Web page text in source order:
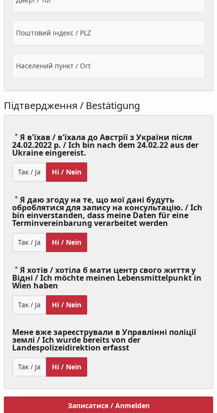
Поштовий індекс / PLZ
Населений пункт / Ort
Підтвердження / Bestätigung
Я в'їхав / в'їхала до Австрії з України після
24.02.2022 р. / Ich bin nach dem 24.02.22 aus der
Ukraine eingereist.
Required)
Так / Ja Ні / Nein
Я даю згоду на те, що мої дані будуть
оброблятися для запису на консультацію. / Ich
bin einverstanden, dass meine Daten für eine
Terminvereinbarung verarbeitet werden
Так / Ja Ні / Nein
Я хотів / хотіла б мати центр свого життя у
Відні / Ich möchte meinen Lebensmittelpunkt in
Wien haben
Required)
Так / Ja Ні / Nein
Мене вже зареєстрували в Управлінні поліції
землі / Ich wurde bereits von der
Landespolizeidirektion erfasst
Так / Ja Ні / Nein
Записатися / Anmelden